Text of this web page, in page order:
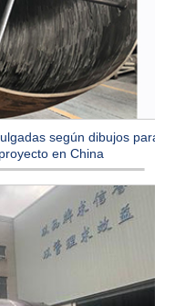
según dibujos para
en China